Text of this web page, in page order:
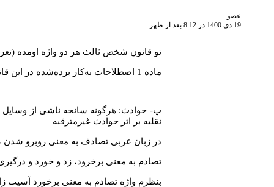
عضو
19 دی 1400 در 8:12 بعد از ظهر
تو قانون شخص ثالث هر دو واژه اومده
ماده 1 اصطلاحات به‌كار برده‌شده در اين قانون، داراي معاني به شرح زير است:
پ- حوادث: هرگونه سانحه‌ ناشی از وسایل
نقلیه بر اثر حوادث غيرمترقبه
در زبان عربی تصادف به معنی روبرو شدن
تصادم به معنی برخرود، زد و خورد و
بنظرم واژه تصادم به معنی برخورد آسیب